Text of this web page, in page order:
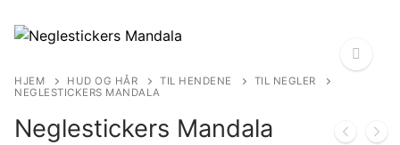
HJEM HUD OG HÅR TIL HENDENE
TIL NEGLER
NEGLESTICKERS MANDALA
Neglestickers Mandala